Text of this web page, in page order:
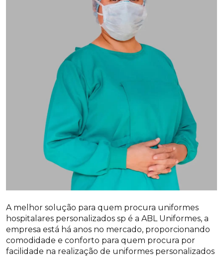
A melhor solução para quem procura uniformes
hospitalares personalizados sp é a ABL Uniformes, a
empresa está há anos no mercado, proporcionando
comodidade e conforto para quem procura por
facilidade na realização de uniformes personalizados